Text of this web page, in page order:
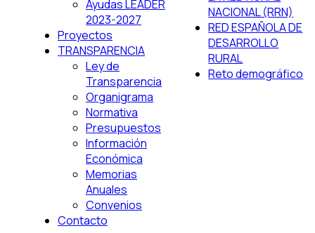
Ayudas LEADER
2023-2027
Proyectos
TRANSPARENCIA
Ley de
Transparencia
Organigrama
Normativa
Presupuestos
Información
Económica
Memorias
Anuales
Convenios
Contacto
NACIONAL (RRN)
RED ESPAÑOLA DE
DESARROLLO
RURAL
Reto demográfico